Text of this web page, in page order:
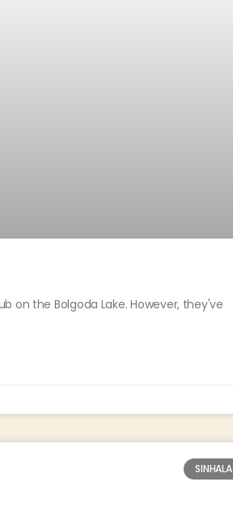
on the Bolgoda Lake. However, they've
SINHALA